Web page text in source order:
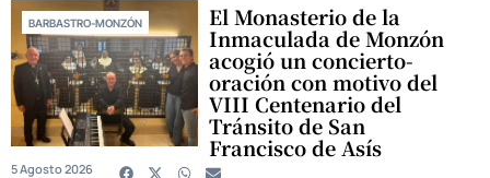
BARBASTRO-MONZÓN El Monasterio de la
Inmaculada de Monzón
acogió un concierto-
oración con motivo del
VIII Centenario del
Tránsito de San
Francisco de Asís
5 Agosto 2026